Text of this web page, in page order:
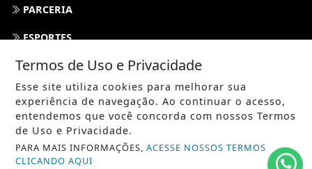
PARCERIA
ESPORTES
CÂMARA DOS DEPUTADOS
AGÊNCIA DINO
SOCIEDADE
PREVISÃO DO TEMPO
Termos de Uso e Privacidade
Esse site utiliza cookies para melhorar sua
experiência de navegação. Ao continuar o acesso,
entendemos que você concorda com nossos Termos
de Uso e Privacidade.
PARA MAIS INFORMAÇÕES,ACESSE NOSSOS TERMOS
CLICANDO AQUI